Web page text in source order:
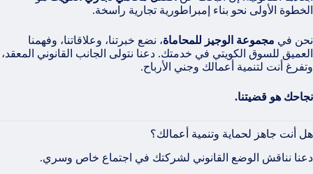
الخطوة الأولى نحو بناء إمبراطورية تجارية راسخة.
نحن في مجموعة الوجيز للمحاماة، نضع خبرتنا، وعلاقاتنا، وفهمنا
العميق للسوق الكويتي في خدمتك. دعنا نتولى الجانب القانوني المعقد،
وتفرغ أنت لتنمية أعمالك وجني الأرباح.
نجاحك هو قضيتنا.
هل أنت جاهز لحماية وتنمية أعمالك؟
دعنا نناقش الوضع القانوني لشركتك في اجتماع خاص وسري.